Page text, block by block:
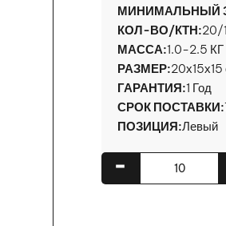
МИНИМАЛЬНЫЙ
КОЛ-ВО/КТН:20/1
МАССА:1.0-2.5 КГ
РАЗМЕР:20х15х15
ГАРАНТИЯ:1 Год
СРОК ПОСТАВКИ:
ПОЗИЦИЯ:Левый
-